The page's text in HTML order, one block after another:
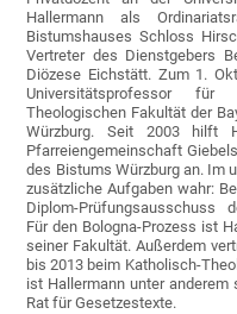
Hallermann als
Bistumshauses Schloss
Vertreter des Dienstgebers
Diözese Eichstätt. Zum 1.
Universitätsprofessor
Theologischen Fakultät der
Würzburg. Seit 2003 hilft
Pfarreiengemeinschaft
des Bistums Würzburg an. Im
zusätzliche Aufgaben wahr:
Diplom-Prüfungsausschuss
Für den Bologna-Prozess ist
seiner Fakultät. Außerdem
bis 2013 beim Katholisch-
ist Hallermann unter
Rat für Gesetzestexte.